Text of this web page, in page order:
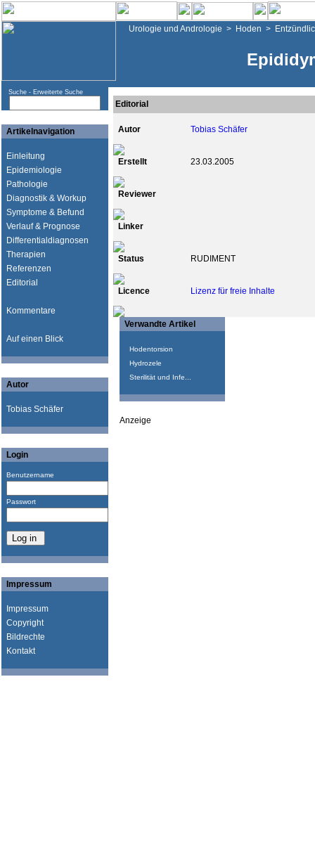
Urologie und Andrologie > Hoden >
Suche - Erweiterte Suche
Artikelnavigation
Einleitung
Epidemiologie
Pathologie
Diagnostik & Workup
Symptome & Befund
Verlauf & Prognose
Differentialdiagnosen
Therapien
Referenzen
Editorial
Kommentare
Auf einen Blick
Autor
Tobias Schäfer
Login
Benutzername
Passwort
Impressum
Impressum
Copyright
Bildrechte
Kontakt
Editorial
Autor Tobias Schäfer
Erstellt 23.03.2005
Reviewer
Linker
Status RUDIMENT
Licence Lizenz für freie Inhalte
Verwandte Artikel
Hodentorsion
Hydrozele
Sterilität und Infe...
Anzeige